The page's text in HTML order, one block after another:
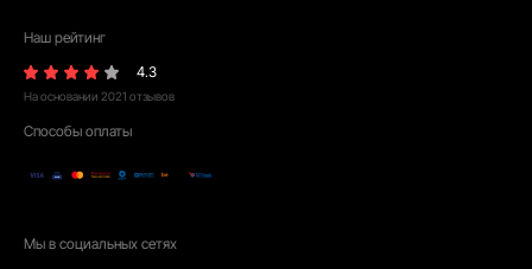
Наш рейтинг
4.3
На основании 2021 отзывов
Способы оплаты
Мы в социальных сетях